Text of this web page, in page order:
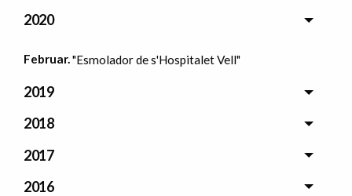
2020
Februar."Esmolador de s'Hospitalet Vell"
2019
2018
2017
2016